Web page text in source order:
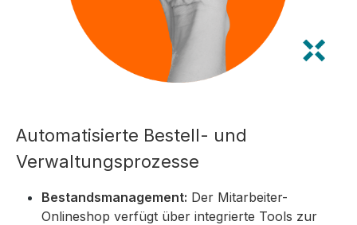
Automatisierte Bestell- und
Verwaltungsprozesse
Bestandsmanagement: Der Mitarbeiter-
Onlineshop verfügt über integrierte Tools zur